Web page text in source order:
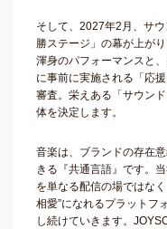
そして、2027年2月、サ
勝ステージ」の幕が上が
渾身のパフォーマンスと
に事前に実施される「応
審査。栄えある「サウン
体を決定します。
音楽は、ブランドの存在
きる『共通言語』です。
を単なる配信の場ではな
相愛”になれるプラットフ
し続けていきます。